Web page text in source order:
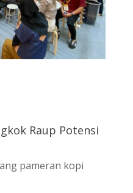
Raup Potensi
pameran kopi